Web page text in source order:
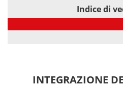
Indice di
INTEGRAZIONE